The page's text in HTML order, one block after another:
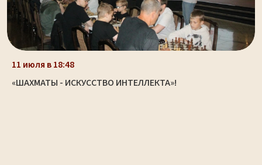
11 июля в 18:48
«ШАХМАТЫ - ИСКУССТВО ИНТЕЛЛЕКТА»!